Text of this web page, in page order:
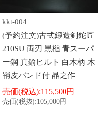
kkt-004
(予約注文)古式鍛造剣鉈匠
210SU 両刃 黒槌 青スーパ
ー鋼 真鍮ヒルト 白木柄 木
鞘皮バンド付 晶之作
売価(税込):115,500円
売価(税抜):105,000円